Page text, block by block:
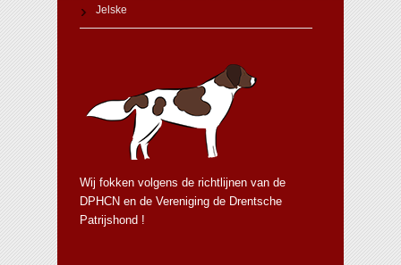
Jelske
Wij fokken volgens de richtlijnen van de
DPHCN en de Vereniging de Drentsche
Patrijshond !